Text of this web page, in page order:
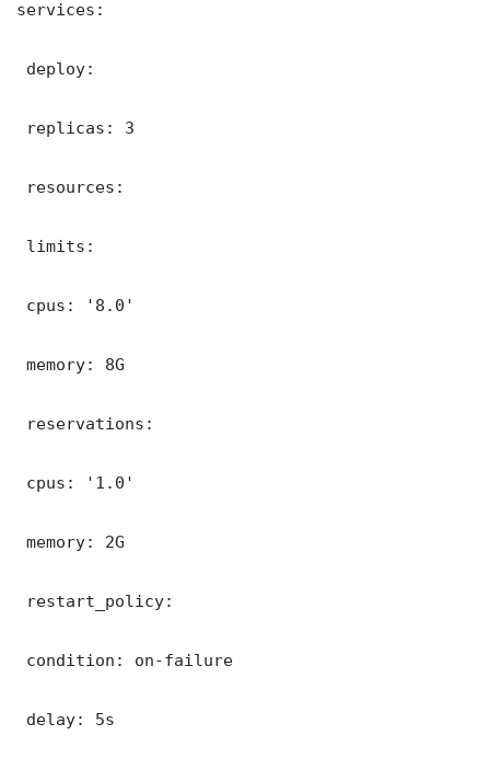
services:
deploy:
replicas: 3
resources:
limits:
cpus: '8.0'
memory: 8G
reservations:
cpus: '1.0'
memory: 2G
restart_policy:
condition: on-failure
delay: 5s